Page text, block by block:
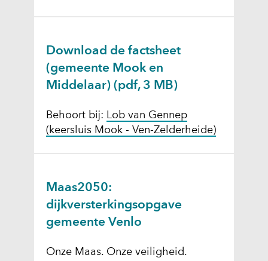
Download de factsheet
(gemeente Mook en
Middelaar)(pdf, 3 MB)
Behoort bij: Lob van Gennep
(keersluis Mook - Ven-Zelderheide)
Maas2050:
dijkversterkingsopgave
gemeente Venlo
Onze Maas. Onze veiligheid.